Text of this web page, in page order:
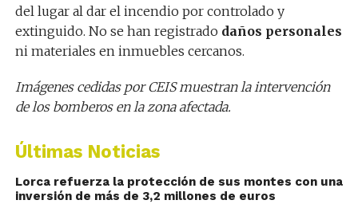
del lugar al dar el incendio por controlado y
extinguido. No se han registrado daños personales
ni materiales en inmuebles cercanos.
Imágenes cedidas por CEIS muestran la intervención
de los bomberos en la zona afectada.
Últimas Noticias
Lorca refuerza la protección de sus montes con una
inversión de más de 3,2 millones de euros